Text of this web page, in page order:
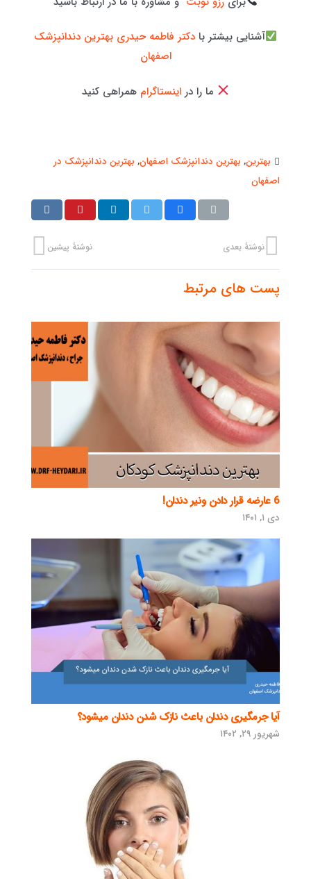
آشنایی بیشتر بادکتر فاطمه حیدری بهترین دندانپزشک
اصفهان
ما را دراینستاگرامهمراهی کنید
بهترین, بهترین دندانپزشک اصفهان, بهترین دندانپزشک در
اصفهان
نوشتهٔ پیشین نوشتهٔ بعدی
پست های مرتبط
6 عارضه قرار دادن ونیر دندان!
دی ۱, ۱۴۰۱
آیا جرمگیری دندان باعث نازک شدن دندان میشود؟
شهریور ۲۹, ۱۴۰۲